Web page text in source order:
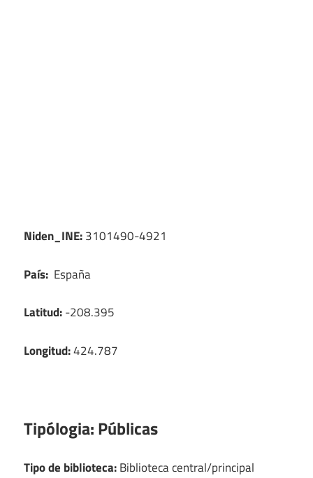
Niden_INE:3101490-4921
País: España
Latitud:-208.395
Longitud:424.787
Tipólogia:Públicas
Tipo de biblioteca:Biblioteca central/principal